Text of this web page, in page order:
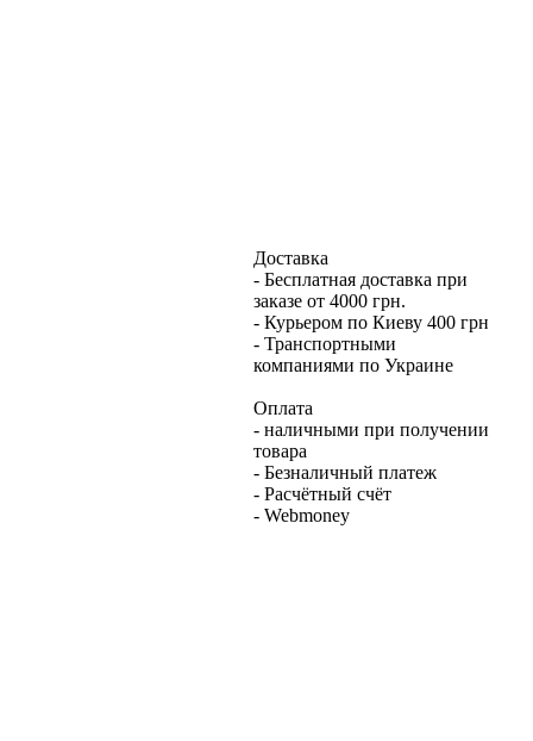
Доставка
- Бесплатная доставка при
заказе от 4000 грн.
- Курьером по Киеву 400 грн
- Транспортными
компаниями по Украине
Оплата
- наличными при получении
товара
- Безналичный платеж
- Расчётный счёт
- Webmoney